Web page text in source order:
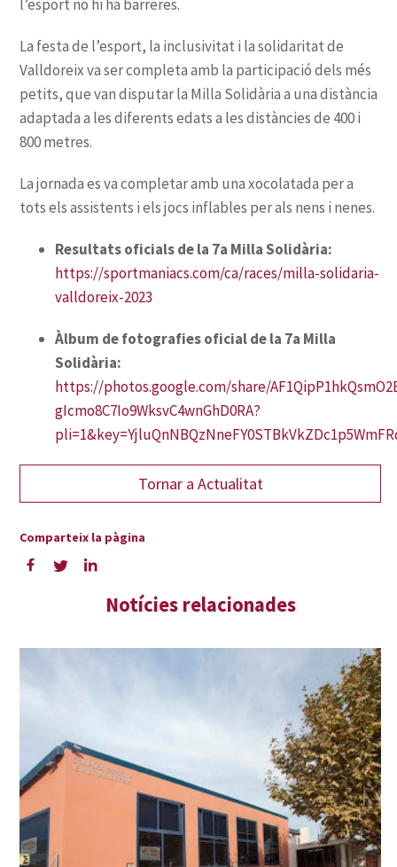
Resultats oficials de la 7a Milla Solidària:
https://sportmaniacs.com/ca/races/milla-solidaria-
valldoreix-2023
Àlbum de fotografies oficial de la 7a Milla
Solidària:
https://photos.google.com/share/
gIcmo8C7Io9WksvC4wnGhD0RA?